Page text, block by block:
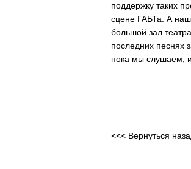
поддержку таких
сцене ГАБТа. А
большой зал
последних песнях
пока мы слушаем,
<<< Вернуться